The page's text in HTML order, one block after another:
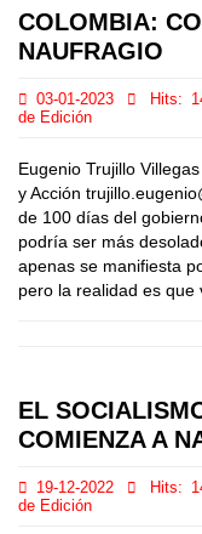
COLOMBIA:
NAUFRAGIO
03-01-2023 Hits:
de Edición
Eugenio Trujillo
y Acción
de 100 días del
podría ser más
apenas se manifiesta
pero la realidad es que
EL
COMIENZA A
19-12-2022 Hits:
de Edición